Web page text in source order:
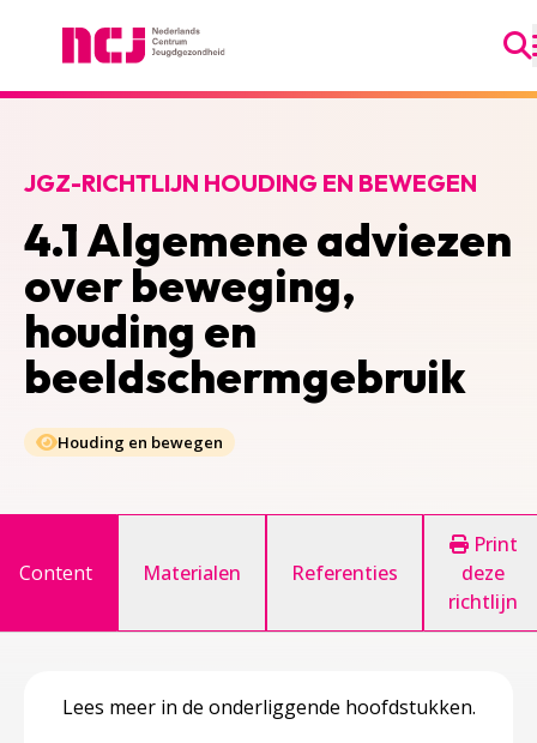
4.1 Algemene adviezen
over beweging,
houding en
beeldschermgebruik
JGZ-RICHTLIJN HOUDING EN BEWEGEN
Houding en bewegen
Content Materialen Referenties
Print
deze
richtlijn
Lees meer in de onderliggende hoofdstukken.